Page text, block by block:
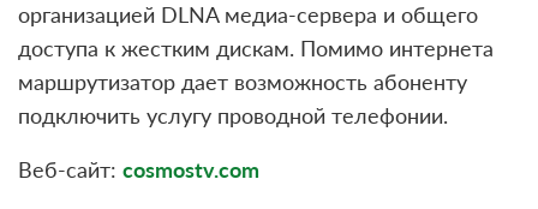
организацией DLNA медиа-сервера и общего
доступа к жестким дискам. Помимо интернета
маршрутизатор дает возможность абоненту
подключить услугу проводной телефонии.
Веб-сайт: cosmostv.com